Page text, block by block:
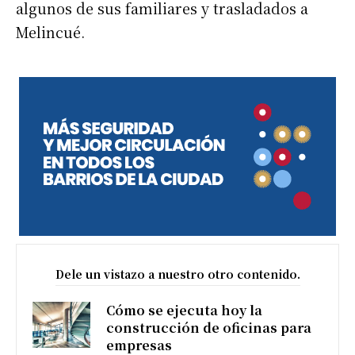
algunos de sus familiares y trasladados a
Melincué.
Dele un vistazo a nuestro otro contenido.
Cómo se ejecuta hoy la
construcción de oficinas para
empresas